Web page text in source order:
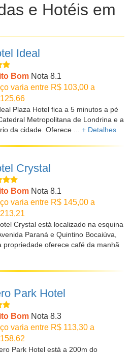
e Hotéis em
Ideal
Bom Nota 8.1
varia entre R$ 103,00 a
Plaza Hotel fica a 5 minutos a pé
Metropolitana de Londrina e a
da cidade. Oferece ... + Detalhes
Crystal
Bom Nota 8.1
varia entre R$ 145,00 a
Crystal está localizado na esquina
Paraná e Quintino Bocaiúva,
propriedade oferece café da manhã
Park Hotel
Bom Nota 8.3
varia entre R$ 113,30 a
Park Hotel está a 200m do